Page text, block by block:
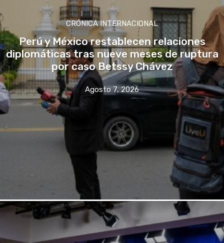
CRÓNICA INTERNACIONAL
Perú y México restablecen relaciones
diplomáticas tras nueve meses de ruptura
por caso Betssy Chávez
Agosto 7, 2026